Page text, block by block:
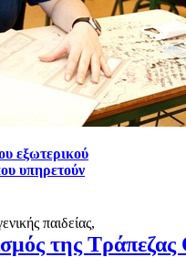
εξωτερικού
υπηρετούν
παιδείας,
της